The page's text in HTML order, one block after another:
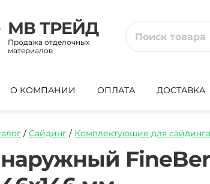
МВ ТРЕЙД
Продажа отделочных
материалов
О КОМПАНИИ ОПЛАТА ДОСТАВКА
/ Сайдинг / Комплектующие для сайдинга
images/id/normal/ugol-